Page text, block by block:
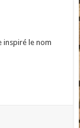
inspiré le nom